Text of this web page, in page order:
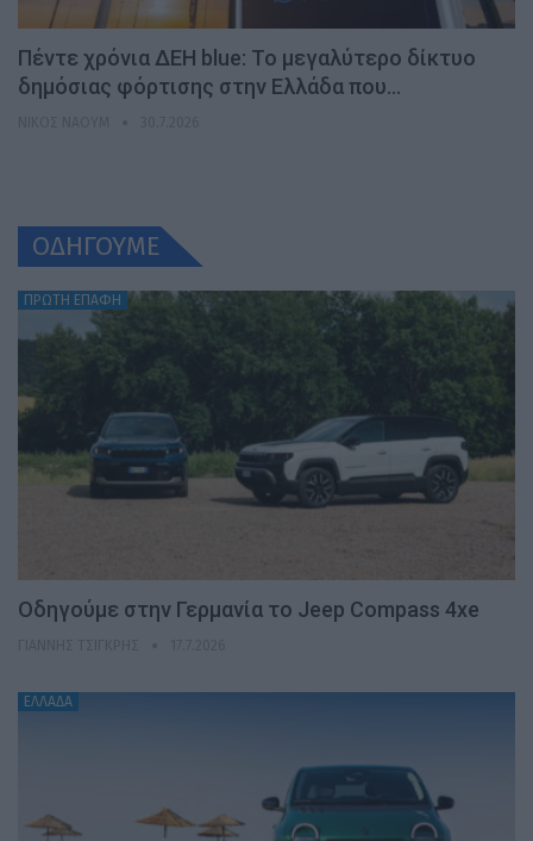
Πέντε χρόνια ΔΕΗ blue: Το μεγαλύτερο δίκτυο
δημόσιας φόρτισης στην Ελλάδα που…
ΟΔΗΓΟΥΜΕ
ΠΡΩΤΗ ΕΠΑΦΗ
Οδηγούμε στην Γερμανία το Jeep Compass 4xe
ΕΛΛΑΔΑ